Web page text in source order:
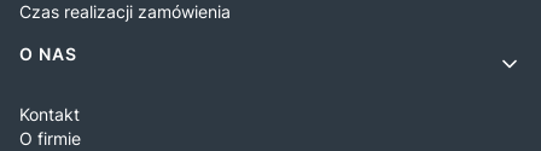
Czas realizacji zamówienia
O NAS
Kontakt
O firmie